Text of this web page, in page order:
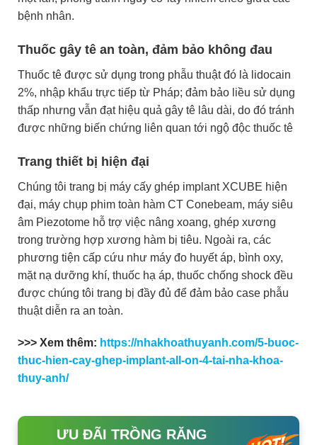
bệnh nhân.
Thuốc gây tê an toàn, đảm bảo không đau
Thuốc tê được sử dụng trong phẫu thuật đó là lidocain
2%, nhập khẩu trực tiếp từ Pháp; đảm bảo liều sử dụng
thấp nhưng vẫn đạt hiệu quả gây tê lâu dài, do đó tránh
được những biến chứng liên quan tới ngộ độc thuốc tê
Trang thiết bị hiện đại
Chúng tôi trang bị máy cấy ghép implant XCUBE hiện
đại, máy chụp phim toàn hàm CT Conebeam, máy siêu
âm Piezotome hỗ trợ việc nâng xoang, ghép xương
trong trường hợp xương hàm bị tiêu. Ngoài ra, các
phương tiện cấp cứu như máy đo huyết áp, bình oxy,
mặt nạ dưỡng khí, thuốc hạ áp, thuốc chống shock đều
được chúng tôi trang bị đầy đủ để đảm bảo case phẫu
thuật diễn ra an toàn.
>>> Xem thêm: https://nhakhoathuyanh.com/5-buoc-
thuc-hien-cay-ghep-implant-all-on-4-tai-nha-khoa-
thuy-anh/
ƯU ĐÃI TRỒNG RĂNG